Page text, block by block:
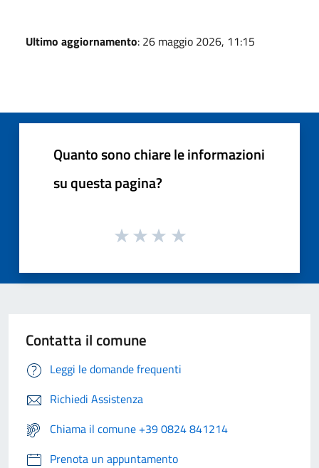
Ultimo aggiornamento: 26 maggio 2026, 11:15
Quanto sono chiare le informazioni
su questa pagina?
Contatta il comune
Leggi le domande frequenti
Richiedi Assistenza
Chiama il comune +39 0824 841214
Prenota un appuntamento